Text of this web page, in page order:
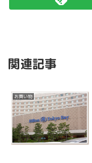
関連記事
お買い物